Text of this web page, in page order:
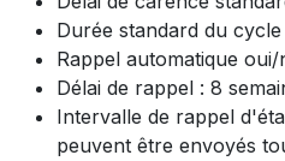
Durée standard du
Rappel automatique
Délai de rappel : 8
Intervalle de rappel
peuvent être envoyés